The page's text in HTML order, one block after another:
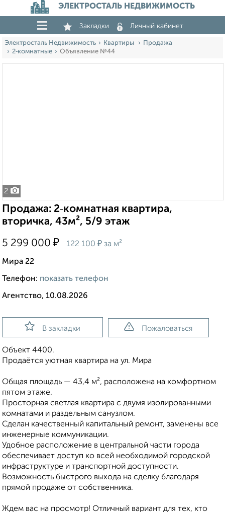
ЭЛЕКТРОСТАЛЬ НЕДВИЖИМОСТЬ
Закладки Личный кабинет
Электросталь Недвижимость Квартиры
Продажа
2‑комнатные
Объявление №44
2
Продажа: 2‑комнатная квартира,
вторичка, 43м², 5/9 этаж
5 299 000 ₽ 122 100 ₽ за м²
Мира 22
Телефон: показать телефон
Агентство, 10.08.2026
В закладки Пожаловаться
Объект 4400.
Продаётся уютная квартира на ул. Мира
Общая площадь — 43,4 м², расположена на комфортном
пятом этаже.
Просторная светлая квартира с двумя изолированными
комнатами и раздельным санузлом.
Сделан качественный капитальный ремонт, заменены все
инженерные коммуникации.
Удобное расположение в центральной части города
обеспечивает доступ ко всей необходимой городской
инфраструктуре и транспортной доступности.
Возможность быстрого выхода на сделку благодаря
прямой продаже от собственника.
Ждем вас на просмотр! Отличный вариант для тех, кто